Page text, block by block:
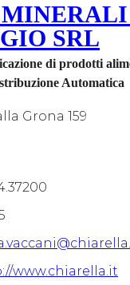
SRL
di prodotti
Automatica
Grona 159
www.chiarella.it